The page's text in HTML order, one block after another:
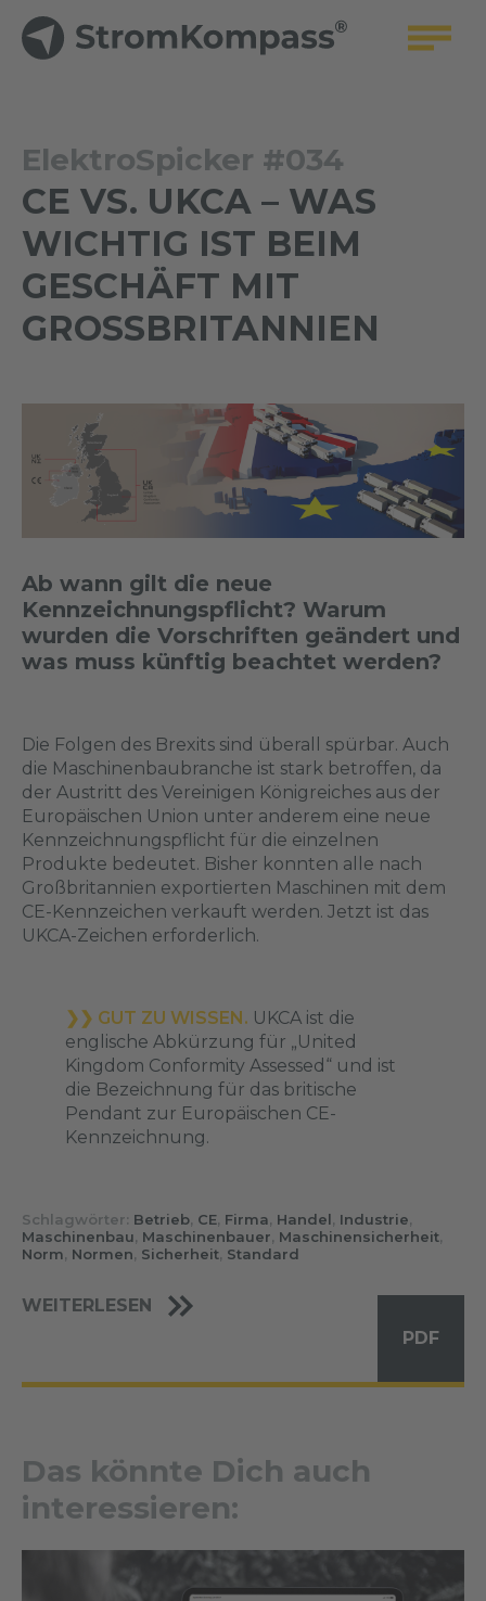
ElektroSpicker #034
CE VS. UKCA – WAS
WICHTIG IST BEIM
GESCHÄFT MIT
GROSSBRITANNIEN
Ab wann gilt die neue
Kennzeichnungspflicht? Warum
wurden die Vorschriften geändert und
was muss künftig beachtet werden?
Die Folgen des Brexits sind überall spürbar. Auch
die Maschinenbaubranche ist stark betroffen, da
der Austritt des Vereinigen Königreiches aus der
Europäischen Union unter anderem eine neue
Kennzeichnungspflicht für die einzelnen
Produkte bedeutet. Bisher konnten alle nach
Großbritannien exportierten Maschinen mit dem
CE-Kennzeichen verkauft werden. Jetzt ist das
UKCA-Zeichen erforderlich.
❯❯ GUT ZU WISSEN. UKCA ist die
englische Abkürzung für „United
Kingdom Conformity Assessed“ und ist
die Bezeichnung für das britische
Pendant zur Europäischen CE-
Kennzeichnung.
Schlagwörter: Betrieb, CE, Firma, Handel, Industrie,
Maschinenbau, Maschinenbauer, Maschinensicherheit,
Norm, Normen, Sicherheit, Standard
WEITERLESEN
PDF
Das könnte Dich auch
interessieren: